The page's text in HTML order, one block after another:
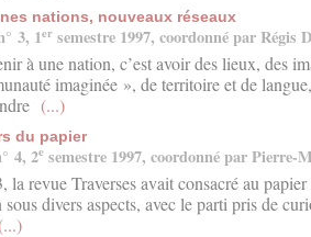
nations, nouveaux réseaux
3, 1er semestre 1997, coordonné par Régis
à une nation, c’est avoir des lieux, des
imaginée », de territoire et de
(...)
du papier
4, 2e semestre 1997, coordonné par
la revue Traverses avait consacré au
sous divers aspects, avec le parti pris de
(...)